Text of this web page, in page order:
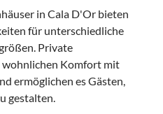
in Cala D'Or bieten
für unterschiedliche
Private
Komfort mit
ermöglichen es Gästen,
gestalten.